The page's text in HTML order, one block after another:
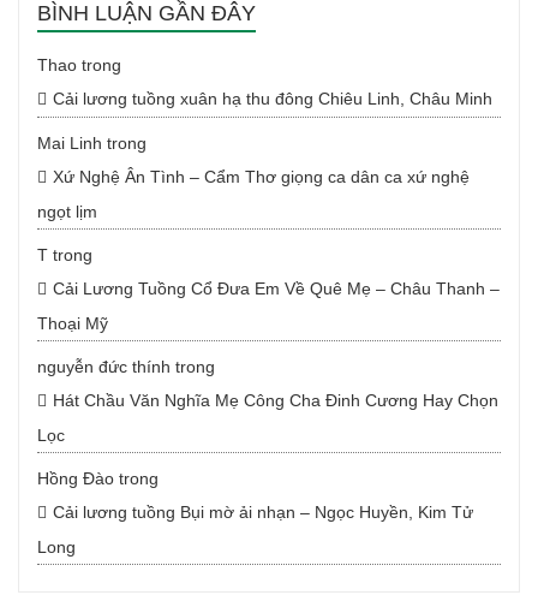
BÌNH LUẬN GẦN ĐÂY
Thao trong
Cải lương tuồng xuân hạ thu đông Chiêu Linh, Châu Minh
Mai Linh trong
Xứ Nghệ Ân Tình – Cẩm Thơ giọng ca dân ca xứ nghệ
ngọt lịm
T trong
Cải Lương Tuồng Cổ Đưa Em Về Quê Mẹ – Châu Thanh –
Thoại Mỹ
nguyễn đức thính trong
Hát Chầu Văn Nghĩa Mẹ Công Cha Đinh Cương Hay Chọn
Lọc
Hồng Đào trong
Cải lương tuồng Bụi mờ ải nhạn – Ngọc Huyền, Kim Tử
Long